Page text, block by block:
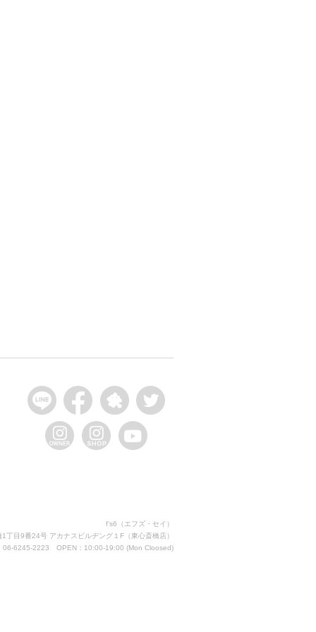
f’s6（エフズ・セイ）
丁目9番24号 アカナスビルヂング１F （東心斎橋店）
06-6245-2223 OPEN：10:00-19:00 (Mon Cloosed)